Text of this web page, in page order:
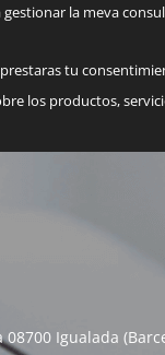
gestionar la meva
tu
los productos,
08700 Igualada